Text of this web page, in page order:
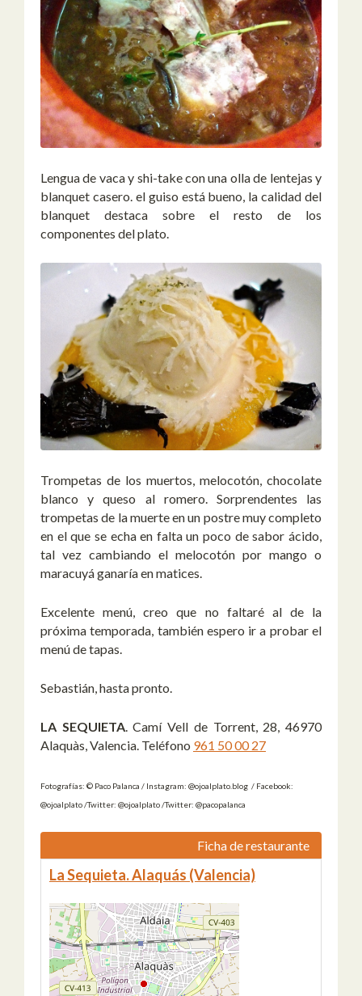
Lengua de vaca y shi-take con una olla de lentejas y
blanquet casero. el guiso está bueno, la calidad del
blanquet destaca sobre el resto de los
componentes del plato.
Trompetas de los muertos, melocotón, chocolate
blanco y queso al romero. Sorprendentes las
trompetas de la muerte en un postre muy completo
en el que se echa en falta un poco de sabor ácido,
tal vez cambiando el melocotón por mango o
maracuyá ganaría en matices.
Excelente menú, creo que no faltaré al de la
próxima temporada, también espero ir a probar el
menú de tapas.
Sebastián, hasta pronto.
LA SEQUIETA. Camí Vell de Torrent, 28, 46970
Alaquàs, Valencia. Teléfono 961 50 00 27
Fotografías: © Paco Palanca / Instagram: @ojoalplato.blog / Facebook:
@ojoalplato /Twitter: @ojoalplato /Twitter: @pacopalanca
Ficha de restaurante
La Sequieta. Alaquás (Valencia)